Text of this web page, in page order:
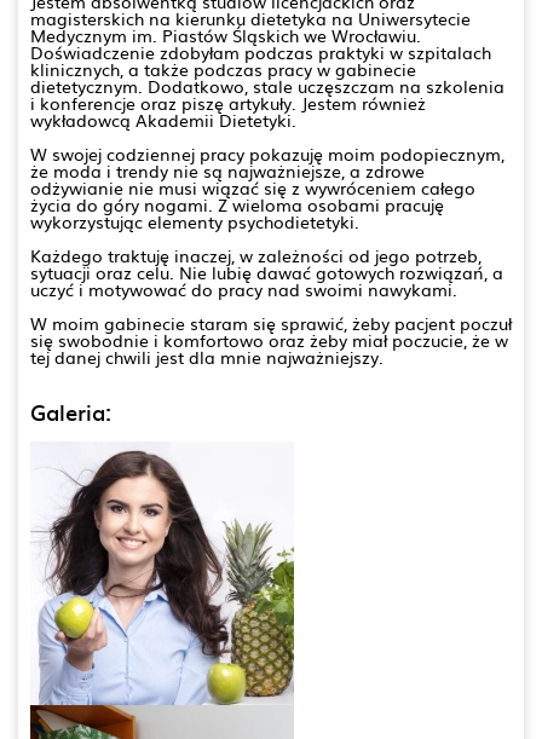
magisterskich na kierunku dietetyka na Uniwersytecie
Medycznym im. Piastów Śląskich we Wrocławiu.
Doświadczenie zdobyłam podczas praktyki w szpitalach
klinicznych, a także podczas pracy w gabinecie
dietetycznym. Dodatkowo, stale uczęszczam na szkolenia
i konferencje oraz piszę artykuły. Jestem również
wykładowcą Akademii Dietetyki.
W swojej codziennej pracy pokazuję moim podopiecznym,
że moda i trendy nie są najważniejsze, a zdrowe
odżywianie nie musi wiązać się z wywróceniem całego
życia do góry nogami. Z wieloma osobami pracuję
wykorzystując elementy psychodietetyki.
Każdego traktuję inaczej, w zależności od jego potrzeb,
sytuacji oraz celu. Nie lubię dawać gotowych rozwiązań, a
uczyć i motywować do pracy nad swoimi nawykami.
W moim gabinecie staram się sprawić, żeby pacjent poczuł
się swobodnie i komfortowo oraz żeby miał poczucie, że w
tej danej chwili jest dla mnie najważniejszy.
Galeria: